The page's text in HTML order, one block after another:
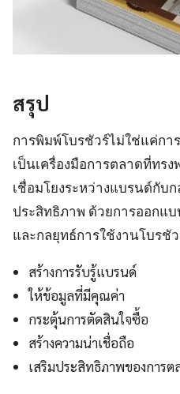
สรุป
การพิมพ์โบรชัวร์ไม่ใช่แค่กา
เป็นเครื่องมือการตลาดที่ทร
เชื่อมโยงระหว่างแบรนด์กับ
ประสิทธิภาพ ด้วยการออกแบ
และกลยุทธ์การใช้งานโบร
สร้างการรับรู้แบรนด์
ให้ข้อมูลที่มีคุณค่า
กระตุ้นการตัดสินใจซื้อ
สร้างความน่าเชื่อถือ
เสริมประสิทธิภาพของการ